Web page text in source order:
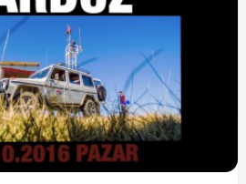
Plateau (İlkbahar -
0